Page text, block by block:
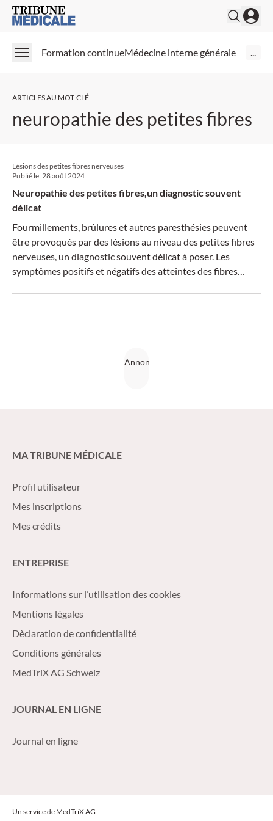
Medical Tribune
Formation continueMédecine interne générale ...
ARTICLES AU MOT-CLÉ:
neuropathie des petites fibres
Lésions des petites fibres nerveuses
Publié le:28 août 2024
Neuropathie des petites fibres,un diagnostic souvent
délicat
Fourmillements, brûlures et autres paresthésies peuvent
être provoqués par des lésions au niveau des petites fibres
nerveuses, un diagnostic souvent délicat à poser. Les
symptômes positifs et négatifs des atteintes des fibres
MA TRIBUNE MÉDICALE
Profil utilisateur
Mes inscriptions
Mes crédits
ENTREPRISE
Informations sur l’utilisation des cookies
Mentions légales
Dèclaration de confidentialité
Conditions générales
MedTriX AG Schweiz
JOURNAL EN LIGNE
Journal en ligne
Un service de MedTriX AG